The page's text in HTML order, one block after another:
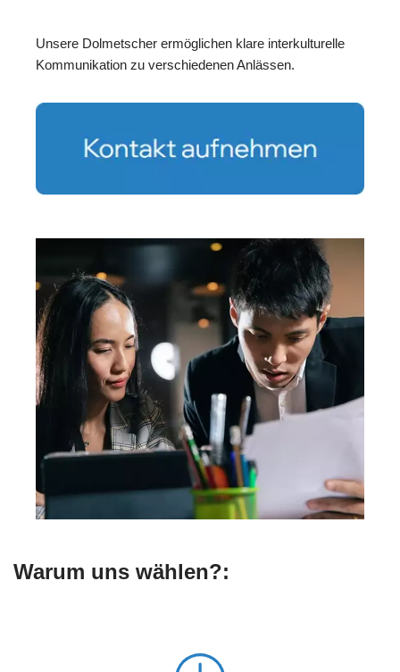
Unsere Dolmetscher ermöglichen klare interkulturelle
Kommunikation zu verschiedenen Anlässen.
Warum uns wählen?: